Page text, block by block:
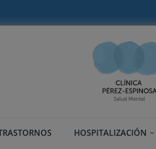
HOSPITALIZACIÓN